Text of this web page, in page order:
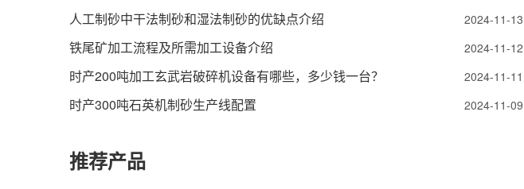
2024-11-13
人工制砂中干法制砂和湿法制砂的优缺点介绍
2024-11-12
铁尾矿加工流程及所需加工设备介绍
2024-11-11
时产200吨加工玄武岩破碎机设备有哪些，多少钱一台？
2024-11-09
时产300吨石英机制砂生产线配置
推荐产品